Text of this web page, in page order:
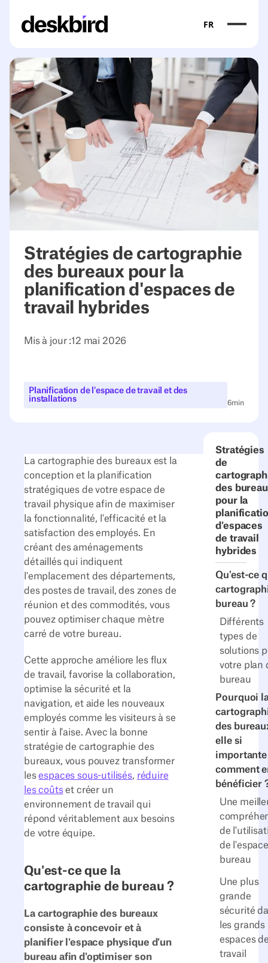
FR
Stratégies de cartographie
des bureaux pour la
planification d'espaces de
travail hybrides
Mis à jour :12 mai 2026
Planification de l'espace de travail et des
installations
6min
Stratégies
de
des
pour la
d'espaces
de travail
hybrides
Qu'est-ce
bureau ?
Différents
types de
solutions
votre plan
bureau
Pourquoi
des
elle si
importante
comment
bénéficier
Une
de
de
bureau
Une plus
grande
sécurité
les grands
espaces
travail
La cartographie des bureaux est la
conception et la planification
stratégiques de votre espace de
travail physique afin de maximiser
la fonctionnalité, l'efficacité et la
satisfaction des employés. En
créant des aménagements
détaillés qui indiquent
l'emplacement des départements,
des postes de travail, des zones de
réunion et des commodités, vous
pouvez optimiser chaque mètre
carré de votre bureau.
Cette approche améliore les flux
de travail, favorise la collaboration,
optimise la sécurité et la
navigation, et aide les nouveaux
employés comme les visiteurs à se
sentir à l'aise. Avec la bonne
stratégie de cartographie des
bureaux, vous pouvez transformer
lesespaces sous-utilisés, réduire
les coûtset créer un
environnement de travail qui
répond véritablement aux besoins
de votre équipe.
Qu'est-ce que la
cartographie de bureau ?
La cartographie des bureaux
consiste à concevoir et à
planifier l'espace physique d'un
bureau afin d'optimiser son